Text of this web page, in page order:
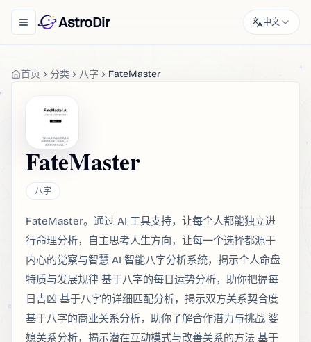
Toggle navigation menu
AstroDir 中文
首页 分类 八字 FateMaster
FateMaster
八字
FateMaster。通过 AI 工具支持，让每个人都能独立进
行命理分析，自主思考人生方向，让每一个选择都源于
内心的觉察与智慧 AI 智能八字分析系统，揭示个人命盘
特质与发展规律 基于八字的每日运势分析，助你把握每
日吉凶 基于八字的详细匹配分析，揭示双方关系契合度
基于八字的商业关系分析，助你了解合作潜力与挑战 婆
媳关系分析，揭示潜在互动模式与改善关系的方法 基于